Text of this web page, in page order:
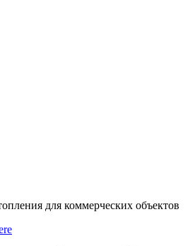
для коммерческих объектов